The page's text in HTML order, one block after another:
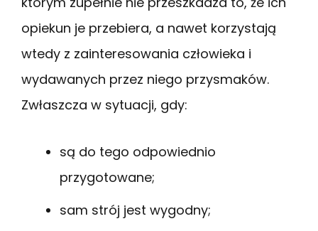
opiekun je przebiera, a nawet korzystają
wtedy z zainteresowania człowieka i
wydawanych przez niego przysmaków.
Zwłaszcza w sytuacji, gdy:
są do tego odpowiednio
przygotowane;
sam strój jest wygodny;